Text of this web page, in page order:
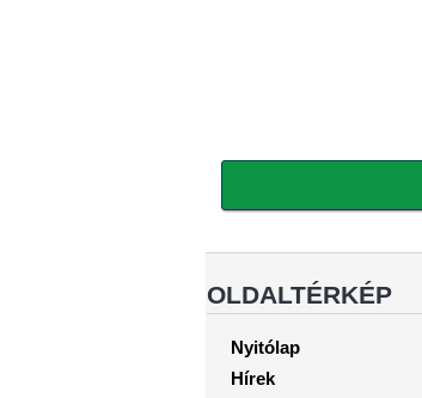
OLDALTÉRKÉP
Nyitólap
Hírek